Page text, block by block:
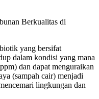
yang bersifat
dalam kondisi yang mana
dan dapat menguraikan
(sampah cair) menjadi
lingkungan dan